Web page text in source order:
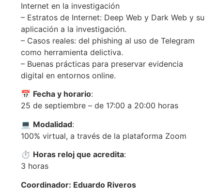
Internet en la investigación
– Estratos de Internet: Deep Web y Dark Web y su
aplicación a la investigación.
– Casos reales: del phishing al uso de Telegram
como herramienta delictiva.
– Buenas prácticas para preservar evidencia
digital en entornos online.
📅 Fecha y horario:
25 de septiembre – de 17:00 a 20:00 horas
💻 Modalidad:
100% virtual, a través de la plataforma Zoom
⏱️ Horas reloj que acredita:
3 horas
Coordinador: Eduardo Riveros